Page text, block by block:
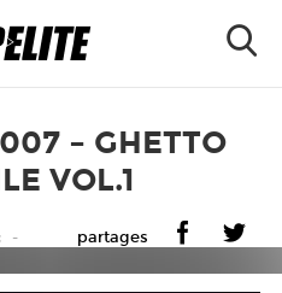
– GHETTO
VOL.1
partages